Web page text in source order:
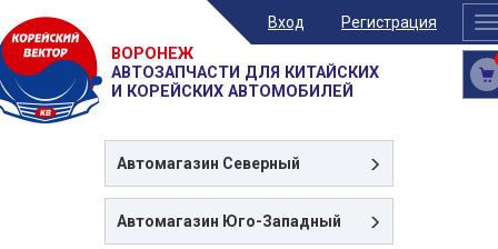
Вход Регистрация
ВОРОНЕЖ
АВТОЗАПЧАСТИ ДЛЯ КИТАЙСКИХ
И КОРЕЙСКИХ АВТОМОБИЛЕЙ
Автомагазин Северный
Автомагазин Юго-Западный